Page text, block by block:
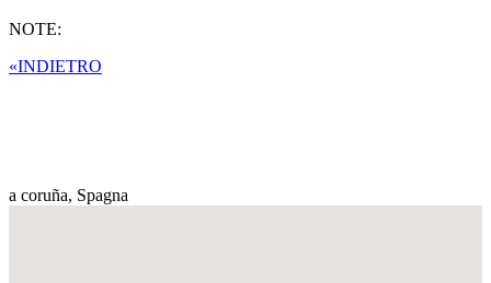
NOTE:
«INDIETRO
a coruña, Spagna